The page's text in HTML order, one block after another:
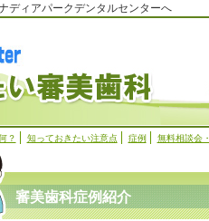
ディアパークデンタルセンターへ
？ 知っておきたい注意点 症例 無料相談会
審美歯科症例紹介